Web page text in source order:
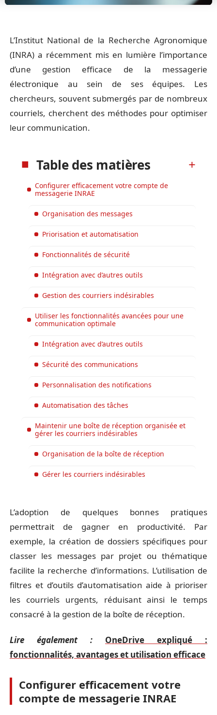
L’Institut National de la Recherche Agronomique
(INRA) a récemment mis en lumière l’importance
d’une gestion efficace de la messagerie
électronique au sein de ses équipes. Les
chercheurs, souvent submergés par de nombreux
courriels, cherchent des méthodes pour optimiser
leur communication.
Table des matières
Configurer efficacement votre compte de
messagerie INRAE
Organisation des messages
Priorisation et automatisation
Fonctionnalités de sécurité
Intégration avec d’autres outils
Gestion des courriers indésirables
Utiliser les fonctionnalités avancées pour une
communication optimale
Intégration avec d’autres outils
Sécurité des communications
Personnalisation des notifications
Automatisation des tâches
Maintenir une boîte de réception organisée et
gérer les courriers indésirables
Organisation de la boîte de réception
Gérer les courriers indésirables
L’adoption de quelques bonnes pratiques
permettrait de gagner en productivité. Par
exemple, la création de dossiers spécifiques pour
classer les messages par projet ou thématique
facilite la recherche d’informations. L’utilisation de
filtres et d’outils d’automatisation aide à prioriser
les courriels urgents, réduisant ainsi le temps
consacré à la gestion de la boîte de réception.
Lire également :
OneDrive expliqué :
fonctionnalités, avantages et utilisation efficace
Configurer efficacement votre
compte de messagerie INRAE